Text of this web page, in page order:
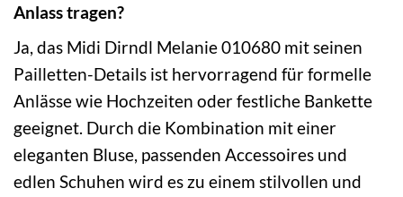
Anlass tragen?
Ja, das Midi Dirndl Melanie 010680 mit seinen
Pailletten-Details ist hervorragend für formelle
Anlässe wie Hochzeiten oder festliche Bankette
geeignet. Durch die Kombination mit einer
eleganten Bluse, passenden Accessoires und
edlen Schuhen wird es zu einem stilvollen und